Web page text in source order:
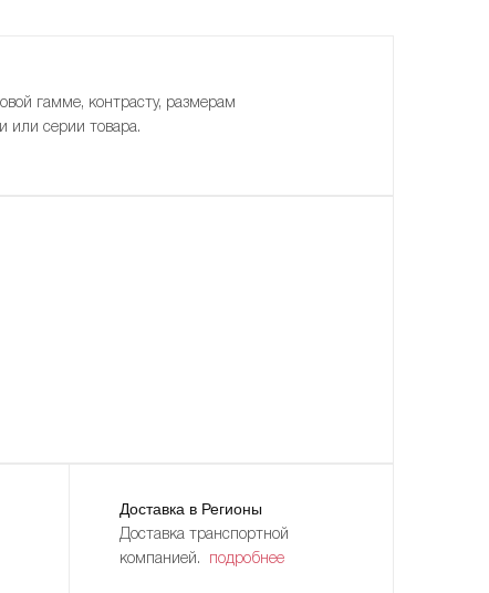
гамме, контрасту, размерам
или серии товара.
Доставка в Регионы
Доставка транспортной
компанией. подробнее